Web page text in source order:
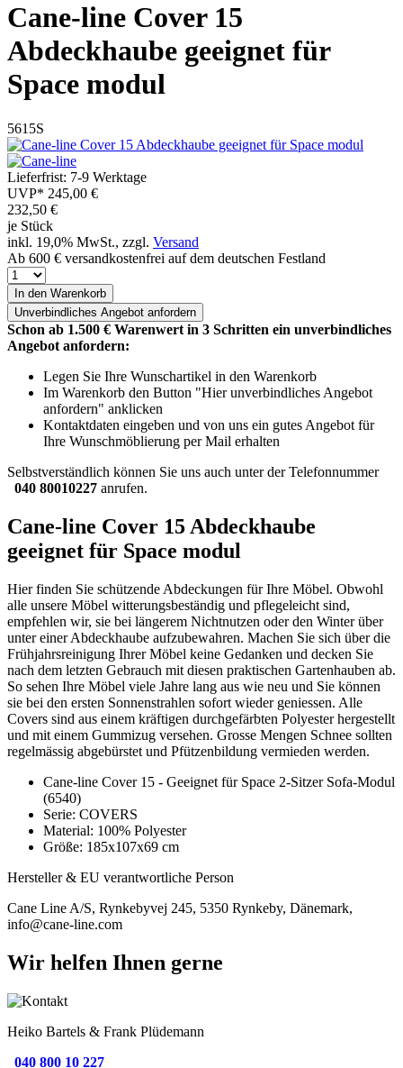
Cane-line Cover 15
Abdeckhaube geeignet für
Space modul
5615S
Lieferfrist: 7-9 Werktage
UVP* 245,00 €
232,50 €
je Stück
inkl. 19,0% MwSt., zzgl. Versand
Ab 600 € versandkostenfrei auf dem deutschen Festland
In den Warenkorb
Unverbindliches Angebot anfordern
Schon ab 1.500 € Warenwert in 3 Schritten ein unverbindliches
Angebot anfordern:
Legen Sie Ihre Wunschartikel in den Warenkorb
Im Warenkorb den Button "Hier unverbindliches Angebot
anfordern" anklicken
Kontaktdaten eingeben und von uns ein gutes Angebot für
Ihre Wunschmöblierung per Mail erhalten
Selbstverständlich können Sie uns auch unter der Telefonnummer
040 80010227 anrufen.
Cane-line Cover 15 Abdeckhaube
geeignet für Space modul
Hier finden Sie schützende Abdeckungen für Ihre Möbel. Obwohl
alle unsere Möbel witterungsbeständig und pflegeleicht sind,
empfehlen wir, sie bei längerem Nichtnutzen oder den Winter über
unter einer Abdeckhaube aufzubewahren. Machen Sie sich über die
Frühjahrsreinigung Ihrer Möbel keine Gedanken und decken Sie
nach dem letzten Gebrauch mit diesen praktischen Gartenhauben ab.
So sehen Ihre Möbel viele Jahre lang aus wie neu und Sie können
sie bei den ersten Sonnenstrahlen sofort wieder geniessen. Alle
Covers sind aus einem kräftigen durchgefärbten Polyester hergestellt
und mit einem Gummizug versehen. Grosse Mengen Schnee sollten
regelmässig abgebürstet und Pfützenbildung vermieden werden.
Cane-line Cover 15 - Geeignet für Space 2-Sitzer Sofa-Modul
(6540)
Serie: COVERS
Material: 100% Polyester
Größe: 185x107x69 cm
Hersteller & EU verantwortliche Person
Cane Line A/S, Rynkebyvej 245, 5350 Rynkeby, Dänemark,
info@cane-line.com
Wir helfen Ihnen gerne
Heiko Bartels & Frank Plüdemann
040 800 10 227